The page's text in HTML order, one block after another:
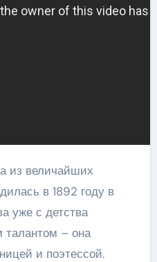
из величайших
в 1892 году в
уже с детства
талантом – она
и поэтессой.